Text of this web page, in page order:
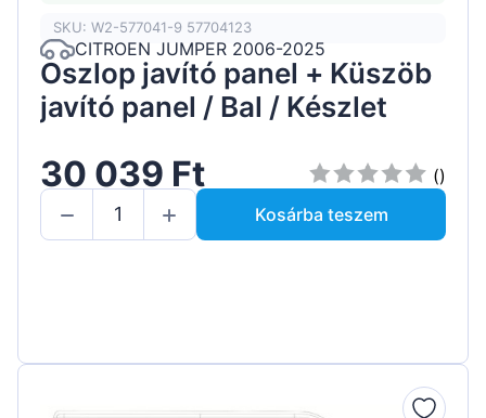
SKU: W2-577041-9 57704123
CITROEN JUMPER 2006-2025
Oszlop javító panel + Küszöb
javító panel / Bal / Készlet
30 039 Ft
()
Kosárba teszem